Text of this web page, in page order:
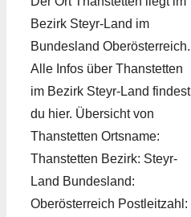
Bezirk Steyr-Land im
Bundesland Oberösterreich.
Alle Infos über Thanstetten
im Bezirk Steyr-Land findest
du hier. Übersicht von
Thanstetten Ortsname:
Thanstetten Bezirk: Steyr-
Land Bundesland:
Oberösterreich Postleitzahl: